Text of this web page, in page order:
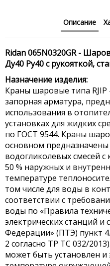
Описание
Ridan 065N0320GR -
Ду40 Ру40 с рукояткой,
Назначение изделия:
Краны шаровые типа RJIP
запорная арматура,
использования в
установках для жидких
по ГОСТ 9544. Краны
основном
водогликолевых смесей
50 % наружных и
температуре
том числе для воды в
соответствии с
воды по «Правила
электрических станций и
Федерации» (ПТЭ) пункт
2 согласно ТР ТС 032/
может быть установлен и